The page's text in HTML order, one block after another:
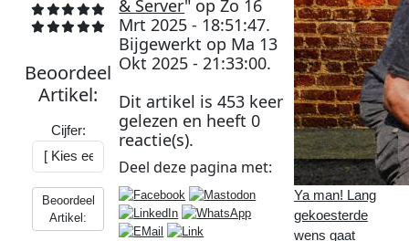
Beoordeel
Artikel:
Cijfer:
Beoordeel
Artikel:
& Server" opZo 16
Mrt 2025 - 18:51:47.
Bijgewerkt op Ma 13
Okt 2025 - 21:33:00.
Dit artikel is453 keer
gelezen en heeft0
reactie(s).
Deel deze pagina met:
Ya man! Lang
gekoesterde
wens gaat